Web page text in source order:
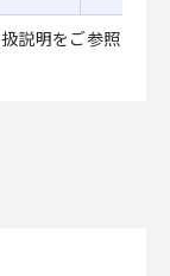
説明をご参照